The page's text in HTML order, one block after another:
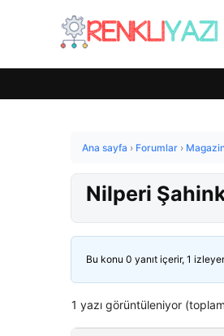
Ana sayfa › Forumlar ›
Nilperi
Bu konu 0 yanıt içerir, 1
1 yazı görüntüleniyor